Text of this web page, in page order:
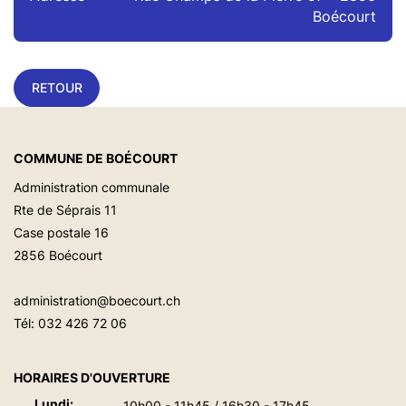
Boécourt
RETOUR
COMMUNE DE BOÉCOURT
Administration communale
Rte de Séprais 11
Case postale 16
2856 Boécourt
administration@boecourt.ch
Tél: 032 426 72 06
HORAIRES D'OUVERTURE